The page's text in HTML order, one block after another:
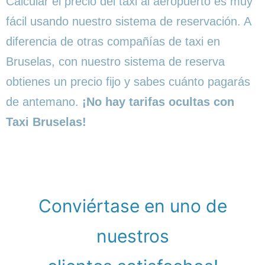
fácil usando nuestro sistema de reservación. A
diferencia de otras compañías de taxi en
Bruselas, con nuestro sistema de reserva
obtienes un precio fijo y sabes cuánto pagarás
de antemano. ¡No hay tarifas ocultas con
Taxi Bruselas!
Conviértase en uno de
nuestros